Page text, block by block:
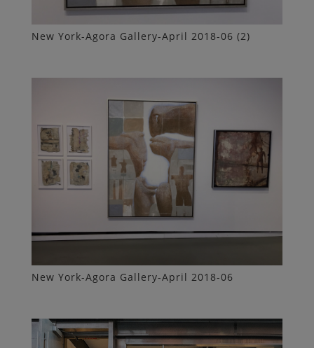
New York-Agora Gallery-April 2018-06 (2)
New York-Agora Gallery-April 2018-06